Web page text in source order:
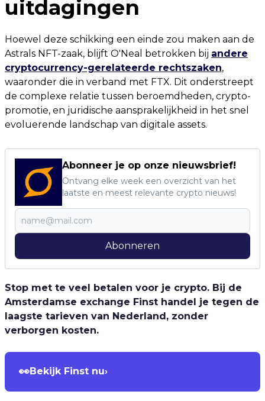
uitdagingen
Hoewel deze schikking een einde zou maken aan de
Astrals NFT-zaak, blijft O'Neal betrokken bij andere
cryptocurrency-gerelateerde rechtszaken,
waaronder die in verband met FTX. Dit onderstreept
de complexe relatie tussen beroemdheden, crypto-
promotie, en juridische aansprakelijkheid in het snel
evoluerende landschap van digitale assets.
Abonneer je op onze nieuwsbrief!
Ontvang elke week een overzicht van het
laatste en meest relevante crypto nieuws!
Abonneren
Stop met te veel betalen voor je crypto. Bij de
Amsterdamse exchange Finst handel je tegen de
laagste tarieven van Nederland, zonder
verborgen kosten.
👀Bekijk Finst nu›